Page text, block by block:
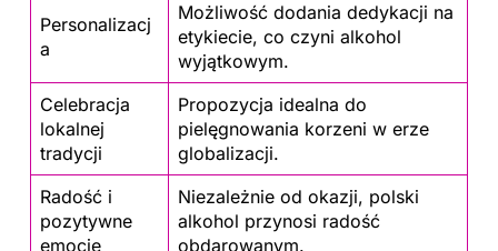
Personalizacj
a
Możliwość dodania dedykacji na
etykiecie, co czyni alkohol
wyjątkowym.
Celebracja
lokalnej
tradycji
Propozycja idealna do
pielęgnowania korzeni w erze
globalizacji.
Radość i
pozytywne
emocje
Niezależnie od okazji, polski
alkohol przynosi radość
obdarowanym.